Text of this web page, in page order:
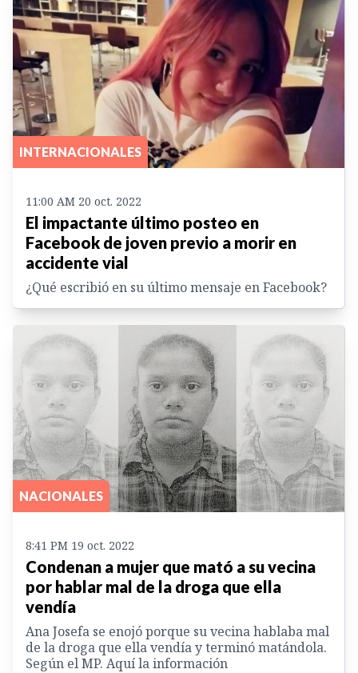
INTERNACIONALES
11:00 AM 20 oct. 2022
El impactante último posteo en
Facebook de joven previo a morir en
accidente vial
¿Qué escribió en su último mensaje en Facebook?
NACIONALES
8:41 PM 19 oct. 2022
Condenan a mujer que mató a su vecina
por hablar mal de la droga que ella
vendía
Ana Josefa se enojó porque su vecina hablaba mal
de la droga que ella vendía y terminó matándola.
Según el MP. Aquí la información